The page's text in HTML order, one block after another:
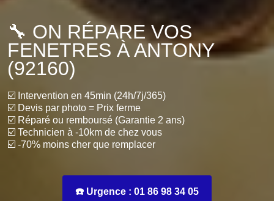
🔧 ON RÉPARE VOS
FENETRES À ANTONY
(92160)
☑️ Intervention en 45min (24h/7j/365)
☑️ Devis par photo = Prix ferme
☑️ Réparé ou remboursé (Garantie 2 ans)
☑️ Technicien à -10km de chez vous
☑️ -70% moins cher que remplacer
☎️ Urgence : 01 86 98 34 05